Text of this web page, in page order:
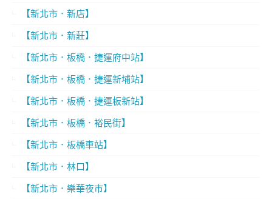
【新北市．新店】
【新北市．新莊】
【新北市．板橋．捷運府中站】
【新北市．板橋．捷運新埔站】
【新北市．板橋．捷運板新站】
【新北市．板橋．裕民街】
【新北市．板橋車站】
【新北市．林口】
【新北市．樂華夜市】